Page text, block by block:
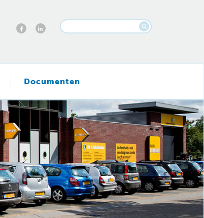
Documenten